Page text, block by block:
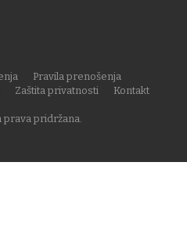
prava pridržana.
Pravila prenošenja
Zaštita privatnosti
Kontakt